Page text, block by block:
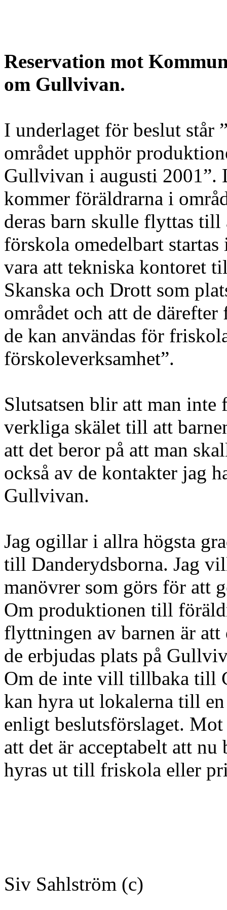
Reservation mot
om Gullvivan.
I underlaget för beslut står
området upphör
Gullvivan i augusti 2001”.
kommer föräldrarna i
deras barn skulle flyttas
förskola omedelbart
vara att tekniska kontoret
Skanska och Drott som
området och att de därefter
de kan användas för
förskoleverksamhet”.
Slutsatsen blir att man
verkliga skälet till att
att det beror på att man
också av de kontakter jag
Gullvivan.
Jag ogillar i allra högsta
till Danderydsborna. Jag
manövrer som görs för att
Om produktionen till
flyttningen av barnen är
de erbjudas plats på
Om de inte vill tillbaka till
kan hyra ut lokalerna till
enligt beslutsförslaget.
att det är acceptabelt att
hyras ut till friskola eller
Siv Sahlström (c)